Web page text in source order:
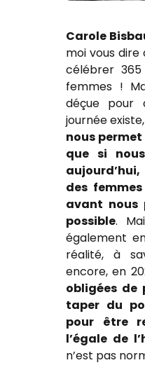
Carole
moi vous dire
célébrer
femmes !
déçue pour
journée
nous
que si
des
avant nous
possible.
également
réalité, à
encore, en
obligées
taper du
pour être
l’égale de
n’est pas